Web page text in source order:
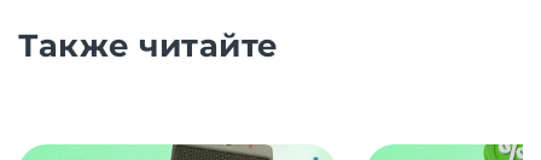
Также читайте